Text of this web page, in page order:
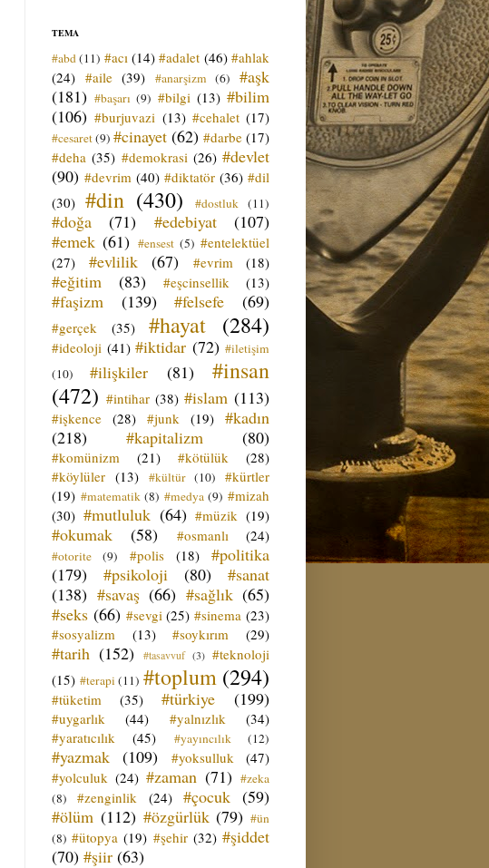
TEMA
#abd (11) #acı (14) #adalet (46) #ahlak
(24) #aile (39) #anarşizm (6)
#aşk
(181) #başarı (9) #bilgi (13) #bilim
(106) #burjuvazi (13) #cehalet (17)
#cesaret(9) #cinayet (62) #darbe (17)
#deha (35) #demokrasi (26) #devlet
(90) #devrim (40) #diktatör (36) #dil
(30) #din (430) #dostluk (11)
#doğa (71) #edebiyat
(107)
#emek (61) #ensest (5) #entelektüel
(27)
#evlilik (67) #evrim (18)
#eğitim (83) #eşcinsellik (13)
#faşizm (139) #felsefe (69)
#gerçek (35) #hayat (284)
#ideoloji (41) #iktidar (72) #iletişim
(10)
#ilişkiler (81)
#insan
(472) #intihar (38) #islam (113)
#işkence (28) #junk (19) #kadın
(218)
#kapitalizm (80)
#komünizm (21) #kötülük
(28)
#köylüler (13) #kültür (10)
#kürtler
(19) #matematik (8) #medya (9) #mizah
(30) #mutluluk (64) #müzik (19)
#okumak (58) #osmanlı (24)
#otorite (9) #polis (18)
#politika
(179)
#psikoloji (80)
#sanat
(138) #savaş (66) #sağlık (65)
#seks (66) #sevgi (25) #sinema (23)
#sosyalizm
(13) #soykırım (29)
#tarih (152) #tasavvuf (3) #teknoloji
(15) #terapi (11) #toplum (294)
#tüketim (35) #türkiye (199)
#uygarlık (44) #yalnızlık
(34)
#yaratıcılık
(45) #yayıncılık (12)
#yazmak (109) #yoksulluk
(47)
#yolculuk (24) #zaman (71) #zeka
(8)
#zenginlik (24) #çocuk (59)
#ölüm (112) #özgürlük (79) #ün
(8) #ütopya (19) #şehir (32) #şiddet
(70) #şiir (63)